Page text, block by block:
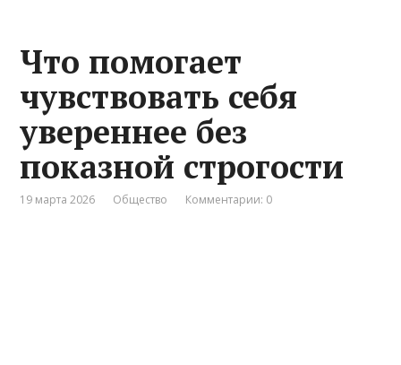
Что помогает
чувствовать себя
увереннее без
показной строгости
19 марта 2026 Общество Комментарии: 0